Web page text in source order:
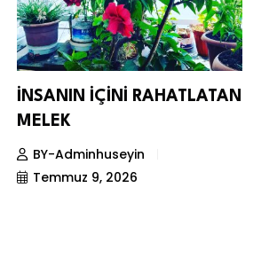
İNSANIN İÇİNİ RAHATLATAN
MELEK
BY-Adminhuseyin
Temmuz 9, 2026